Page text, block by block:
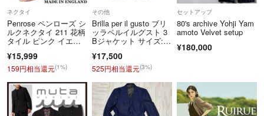
■梱包・ギフト配送
・複数商品購入いただいた場合でも原則同梱対応は行えません。
・ギフト梱包は承っておりません。
■キャンセル
・お客様都合によるキャンセルは原則お受けしておりません。
※こちらのアカウントはラクマ公式ショップのMODESCAPE（モード
スケープ）によって運営されています。
ネクタイ
Penrose ペンローズ シ
ルクネクタイ 211 花柄
タイル ピンク イエロ
¥15,999
159円相当還元(1%)
その他
Brilla per il gusto ブリ
ッラペルイルグスト 3
Bジャケット サイズ:4
混 ブラウン/ベージ
ュ メンズ / 240001195
¥17,500
525円相当還元(3%)
セットアップ
80's archive Yohji Yam
amoto Velvet setup
¥180,000